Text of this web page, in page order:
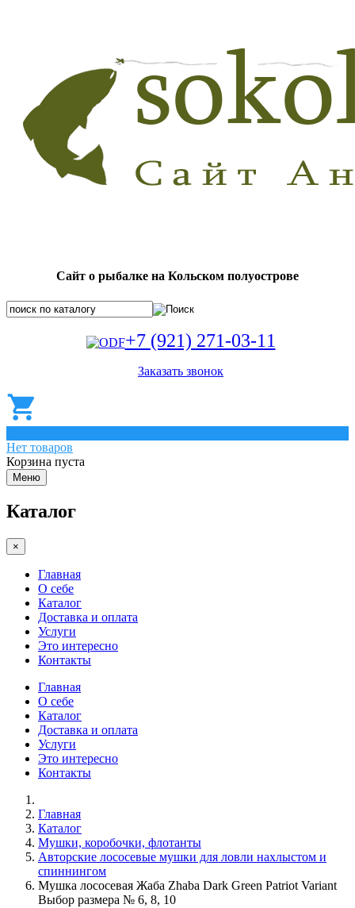
Сайт о рыбалке на Кольском полуострове
+7 (921) 271-03-11
Заказать звонок
Нет товаров
Корзина пуста
Меню
Каталог
×
Главная
О себе
Каталог
Доставка и оплата
Услуги
Это интересно
Контакты
Главная
О себе
Каталог
Доставка и оплата
Услуги
Это интересно
Контакты
Главная
Каталог
Мушки, коробочки, флотанты
Авторские лососевые мушки для ловли нахлыстом и
спиннингом
Мушка лососевая Жаба Zhaba Dark Green Patriot Variant
Выбор размера № 6, 8, 10